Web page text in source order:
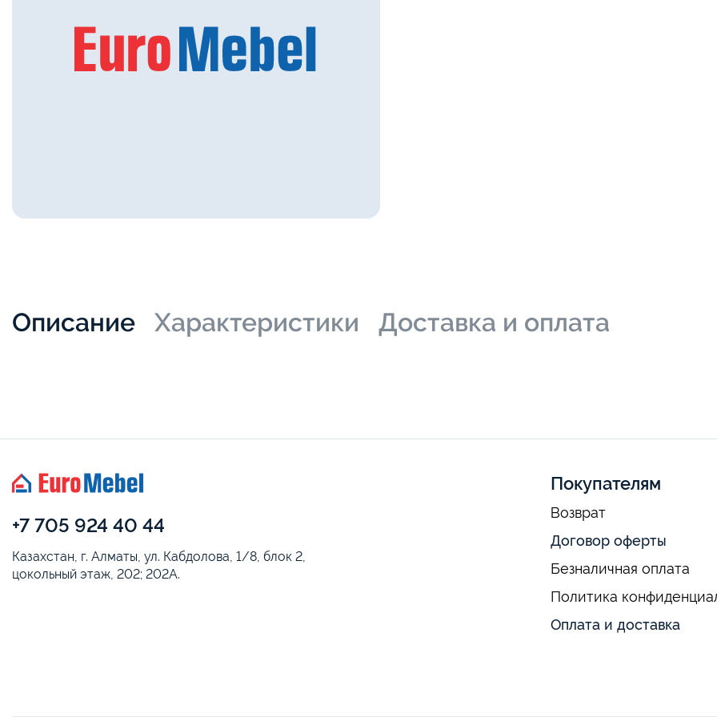
Описание Характеристики Доставка и оплата
+7 705 924 40 44
Казахстан, г. Алматы, ул. Кабдолова, 1/8, блок 2,
цокольный этаж, 202; 202А.
Покупателям
Возврат
Договор оферты
Безналичная оплата
Политика
Оплата и доставка